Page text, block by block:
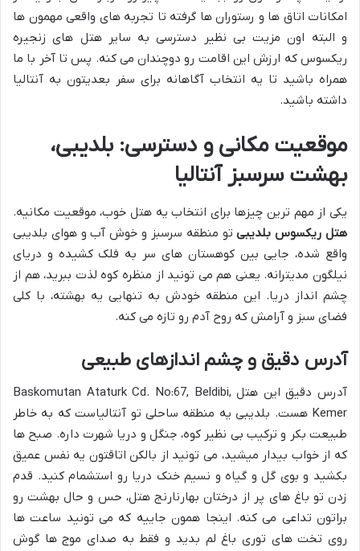
امکانات اتاق ها و رستوران ها گرفته تا تجربه های واقعی مهمون ها
و البته اون مزیت بی نظیر دسترسی به سایر هتل های زنجیره
ریکسوس که ارزش این اقامت رو دوچندان می کنه. پس تا آخر با ما
همراه باشید تا یه انتخاب آگاهانه برای سفر بعدیتون به آنتالیا
داشته باشید.
موقعیت مکانی و دسترسی: بلدیبی،
بهشت سرسبز آنتالیا
یکی از مهم ترین چیزها برای انتخاب یه هتل خوب، موقعیت مکانیه.
هتل ریکسوس بلدیبیتو منطقه سرسبز و خوش آب و هوای بلدیبی
واقع شده، جایی بین کوهستان های سر به فلک کشیده و دریای
نیلگون مدیترانه. یعنی هم می تونید از منظره کوه لذت ببرید، هم از
چشم انداز دریا. این منطقه خودش به تنهایی یه بهشته، با کلی
فضای سبز و آرامش که روح آدم رو تازه می کنه.
آدرس دقیق و چشم اندازهای طبیعی
آدرس دقیق این هتل Baskomutan Ataturk Cd. No:67, Beldibi,
Kemer هست. بلدیبی یه منطقه ساحلی تو آنتالیاست که به خاطر
طبیعت بکر و ترکیب بی نظیر کوه، جنگل و دریا شهرت داره. صبح ها
که از خواب بیدار میشید، می تونید از بالکن اتاقتون یه نفس عمیق
بکشید و بوی گل و گیاه و نسیم خنک دریا رو استشمام کنید. قدم
زدن تو باغ های پر از درختان بهارنارنج هتل، حس و حال بهشت رو
براتون تداعی می کنه. اینجا همون جاییه که می تونید ساعت ها
روی تخت های توری باغ لم بدید و فقط به صدای موج ها گوش